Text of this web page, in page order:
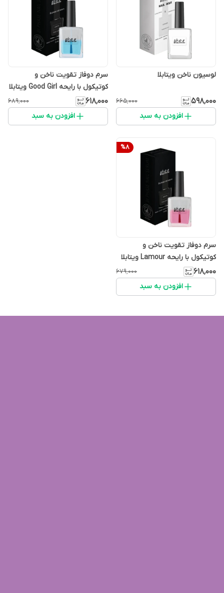
لوسیون ناخن ویتابلا
۵۹۸٬۰۰۰ ۶۶۵٬۰۰۰
افزودن به سبد
سرم دوفاز تقویت ناخن و
کوتیکول با رایحه Good Girl ویتابلا
۶۱۸٬۰۰۰ ۶۸۹٬۰۰۰
افزودن به سبد
%8
سرم دوفاز تقویت ناخن و
کوتیکول با رایحه Lamour ویتابلا
۶۱۸٬۰۰۰ ۶۷۹٬۰۰۰
افزودن به سبد